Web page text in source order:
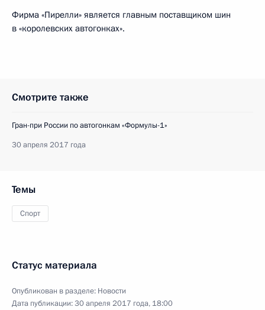
Фирма «Пирелли» является главным поставщиком шин
в «королевских автогонках».
Смотрите также
Гран-при России по автогонкам «Формулы-1»
30 апреля 2017 года
Темы
Спорт
Статус материала
Опубликован в разделе: Новости
Дата публикации:30 апреля 2017 года, 18:00